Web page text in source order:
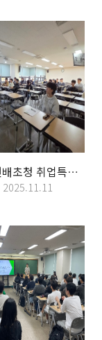
2025년 선배초청 취업특강 (현대로템)
2025.11.11